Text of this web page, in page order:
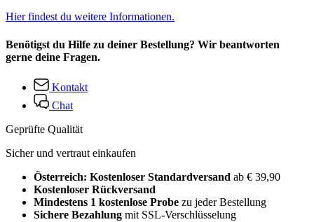
Hier findest du weitere Informationen.
Benötigst du Hilfe zu deiner Bestellung? Wir beantworten
gerne deine Fragen.
Kontakt
Chat
Geprüfte Qualität
Sicher und vertraut einkaufen
Österreich: Kostenloser Standardversand ab € 39,90
Kostenloser Rückversand
Mindestens 1 kostenlose Probe zu jeder Bestellung
Sichere Bezahlung mit SSL-Verschlüsselung